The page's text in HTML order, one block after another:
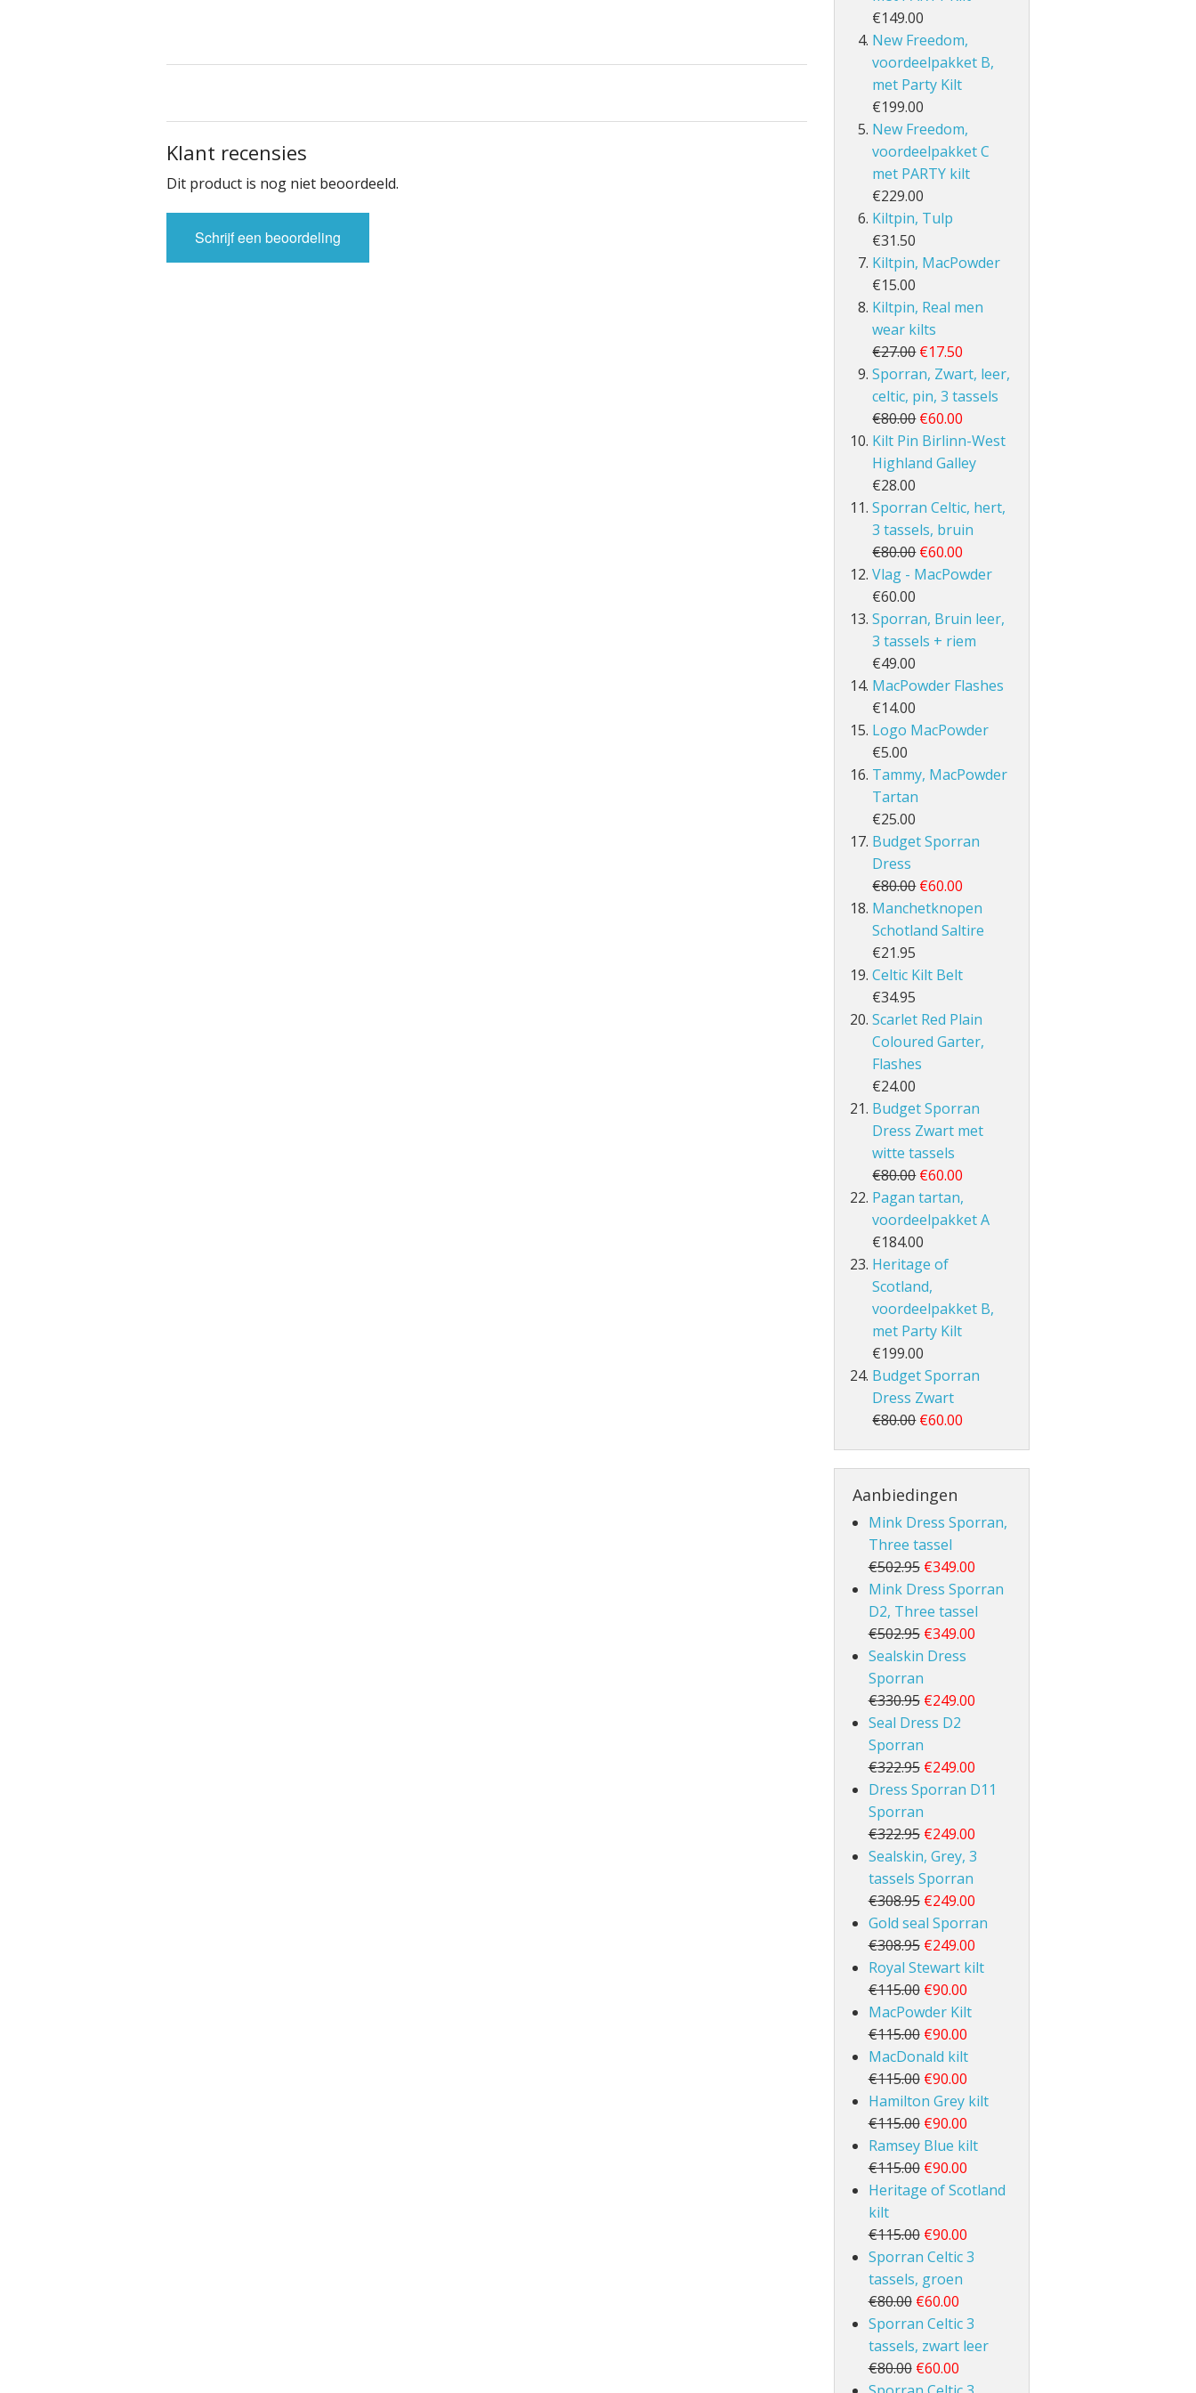
Klant recensies
Dit product is nog niet beoordeeld.
Schrijf een beoordeling
€149.00
New Freedom,
voordeelpakket B,
met Party Kilt
€199.00
New Freedom,
voordeelpakket C
met PARTY kilt
€229.00
Kiltpin, Tulp
€31.50
Kiltpin, MacPowder
€15.00
Kiltpin, Real men
wear kilts
€27.00 €17.50
Sporran, Zwart, leer,
celtic, pin, 3 tassels
€80.00 €60.00
Kilt Pin Birlinn-West
Highland Galley
€28.00
Sporran Celtic, hert,
3 tassels, bruin
€80.00 €60.00
Vlag - MacPowder
€60.00
Sporran, Bruin leer,
3 tassels + riem
€49.00
MacPowder Flashes
€14.00
Logo MacPowder
€5.00
Tammy, MacPowder
Tartan
€25.00
Budget Sporran
Dress
€80.00 €60.00
Manchetknopen
Schotland Saltire
€21.95
Celtic Kilt Belt
€34.95
Scarlet Red Plain
Coloured Garter,
Flashes
€24.00
Budget Sporran
Dress Zwart met
witte tassels
€80.00 €60.00
Pagan tartan,
voordeelpakket A
€184.00
Heritage of
Scotland,
voordeelpakket B,
met Party Kilt
€199.00
Budget Sporran
Dress Zwart
€80.00 €60.00
Aanbiedingen
Mink Dress Sporran,
Three tassel
€502.95 €349.00
Mink Dress Sporran
D2, Three tassel
€502.95 €349.00
Sealskin Dress
Sporran
€330.95 €249.00
Seal Dress D2
Sporran
€322.95 €249.00
Dress Sporran D11
Sporran
€322.95 €249.00
Sealskin, Grey, 3
tassels Sporran
€308.95 €249.00
Gold seal Sporran
€308.95 €249.00
Royal Stewart kilt
€115.00 €90.00
MacPowder Kilt
€115.00 €90.00
MacDonald kilt
€115.00 €90.00
Hamilton Grey kilt
€115.00 €90.00
Ramsey Blue kilt
€115.00 €90.00
Heritage of Scotland
kilt
€115.00 €90.00
Sporran Celtic 3
tassels, groen
€80.00 €60.00
Sporran Celtic 3
tassels, zwart leer
€80.00 €60.00